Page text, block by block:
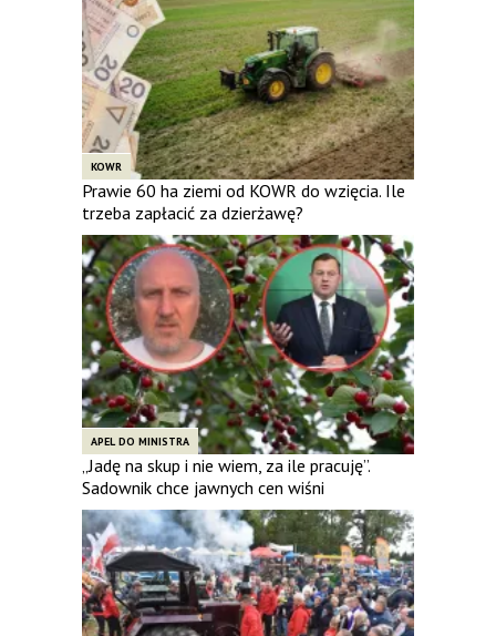
KOWR
Prawie 60 ha ziemi od KOWR do wzięcia. Ile
trzeba zapłacić za dzierżawę?
APEL DO MINISTRA
„Jadę na skup i nie wiem, za ile pracuję”.
Sadownik chce jawnych cen wiśni